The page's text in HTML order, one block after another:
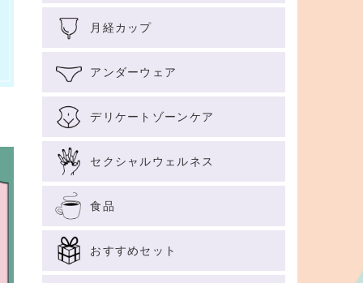
月経カップ
アンダーウェア
デリケートゾーンケア
セクシャルウェルネス
食品
おすすめセット